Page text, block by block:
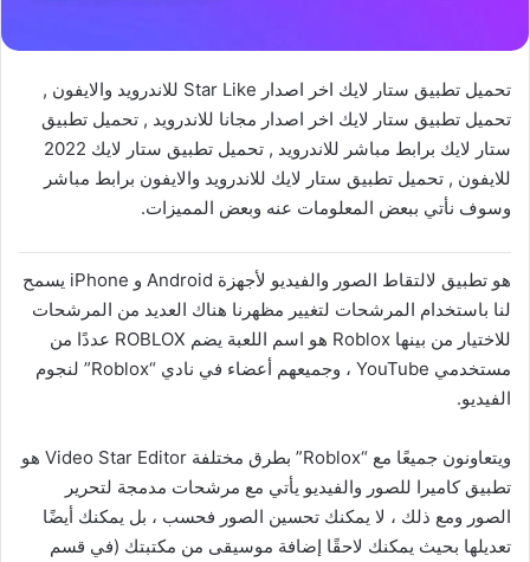
تحميل تطبيق ستار لايك اخر اصدار Star Like للاندرويد والايفون ,
تحميل تطبيق ستار لايك اخر اصدار مجانا للاندرويد , تحميل تطبيق
ستار لايك برابط مباشر للاندرويد , تحميل تطبيق ستار لايك 2022
للايفون , تحميل تطبيق ستار لايك للاندرويد والايفون برابط مباشر
وسوف نأتي ببعض المعلومات عنه وبعض المميزات.
هو تطبيق لالتقاط الصور والفيديو لأجهزة Android و iPhone يسمح
لنا باستخدام المرشحات لتغيير مظهرنا هناك العديد من المرشحات
للاختيار من بينها Roblox هو اسم اللعبة يضم ROBLOX عددًا من
مستخدمي YouTube ، وجميعهم أعضاء في نادي “Roblox” لنجوم
الفيديو.
ويتعاونون جميعًا مع “Roblox” بطرق مختلفة Video Star Editor هو
تطبيق كاميرا للصور والفيديو يأتي مع مرشحات مدمجة لتحرير
الصور ومع ذلك ، لا يمكنك تحسين الصور فحسب ، بل يمكنك أيضًا
تعديلها بحيث يمكنك لاحقًا إضافة موسيقى من مكتبتك (في قسم